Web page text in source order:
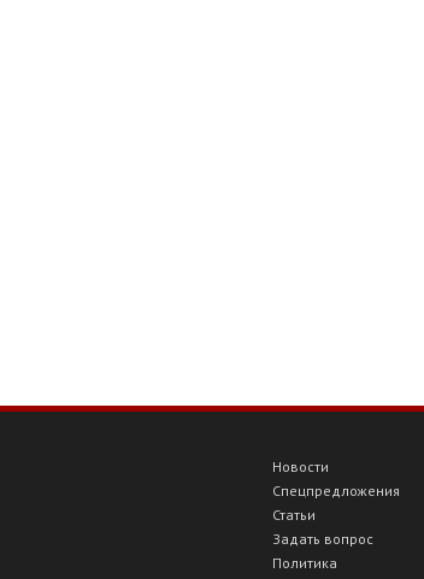
Новости
Спецпредложения
Статьи
Задать вопрос
Политика